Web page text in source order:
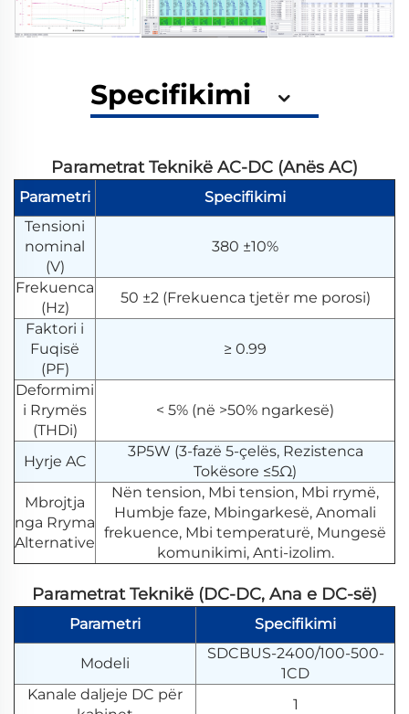
Specifikimi
Parametrat Teknikë AC-DC (Anës AC)
Parametri
Specifikimi
Tensioni
nominal
(V)
380 ±10%
Frekuenca
(Hz)
50 ±2 (Frekuenca tjetër me porosi)
Faktori i
Fuqisë
(PF)
≥ 0.99
Deformimi
i Rrymës
(THDi)
< 5% (në >50% ngarkesë)
Hyrje AC
3P5W (3-fazë 5-çelës, Rezistenca
Tokësore ≤5Ω)
Mbrojtja
nga Rryma
Alternative
Nën tension, Mbi tension, Mbi rrymë,
Humbje faze, Mbingarkesë, Anomali
frekuence, Mbi temperaturë, Mungesë
komunikimi, Anti-izolim.
Parametrat Teknikë (DC-DC, Ana e DC-së)
Parametri Specifikimi
Modeli
SDCBUS-2400/100-500-
1CD
Kanale daljeje DC për
1